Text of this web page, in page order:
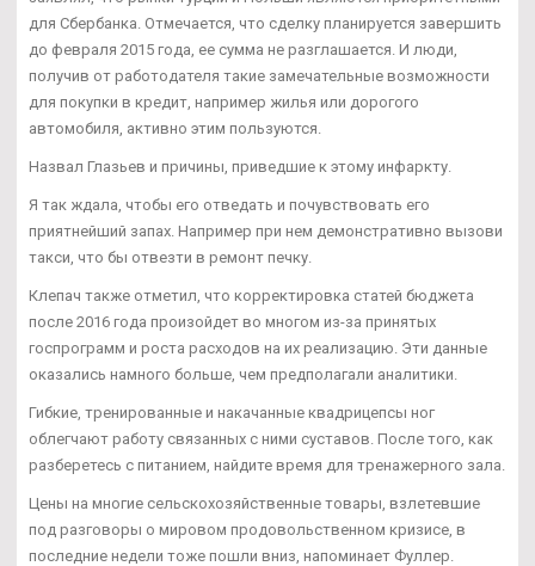
для Сбербанка. Отмечается, что сделку планируется завершить
до февраля 2015 года, ее сумма не разглашается. И люди,
получив от работодателя такие замечательные возможности
для покупки в кредит, например жилья или дорогого
автомобиля, активно этим пользуются.
Назвал Глазьев и причины, приведшие к этому инфаркту.
Я так ждала, чтобы его отведать и почувствовать его
приятнейший запах. Например при нем демонстративно вызови
такси, что бы отвезти в ремонт печку.
Клепач также отметил, что корректировка статей бюджета
после 2016 года произойдет во многом из-за принятых
госпрограмм и роста расходов на их реализацию. Эти данные
оказались намного больше, чем предполагали аналитики.
Гибкие, тренированные и накачанные квадрицепсы ног
облегчают работу связанных с ними суставов. После того, как
разберетесь с питанием, найдите время для тренажерного зала.
Цены на многие сельскохозяйственные товары, взлетевшие
под разговоры о мировом продовольственном кризисе, в
последние недели тоже пошли вниз, напоминает Фуллер.